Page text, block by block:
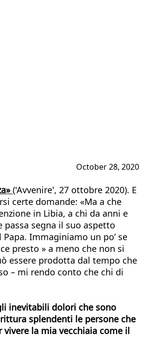
October 28, 2020
('Avvenire', 27 ottobre 2020). E
certe domande: «Ma a che
in Libia, a chi da anni e
segna il suo aspetto
Immaginiamo un po’ se
presto » a meno che non si
essere prodotta dal tempo che
– mi rendo conto che chi di
inevitabili dolori che sono
splendenti le persone che
la mia vecchiaia come il